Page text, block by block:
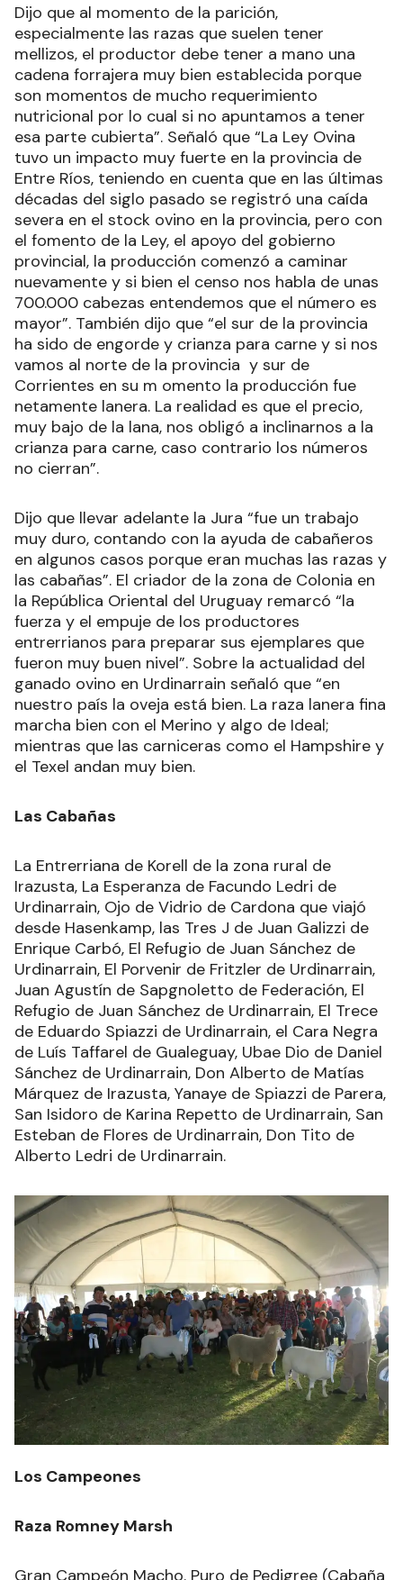
Dijo que al momento de la parición,
especialmente las razas que suelen tener
mellizos, el productor debe tener a mano una
cadena forrajera muy bien establecida porque
son momentos de mucho requerimiento
nutricional por lo cual si no apuntamos a tener
esa parte cubierta”. Señaló que “La Ley Ovina
tuvo un impacto muy fuerte en la provincia de
Entre Ríos, teniendo en cuenta que en las últimas
décadas del siglo pasado se registró una caída
severa en el stock ovino en la provincia, pero con
el fomento de la Ley, el apoyo del gobierno
provincial, la producción comenzó a caminar
nuevamente y si bien el censo nos habla de unas
700.000 cabezas entendemos que el número es
mayor”. También dijo que “el sur de la provincia
ha sido de engorde y crianza para carne y si nos
vamos al norte de la provincia y sur de
Corrientes en su m omento la producción fue
netamente lanera. La realidad es que el precio,
muy bajo de la lana, nos obligó a inclinarnos a la
crianza para carne, caso contrario los números
no cierran”.
Dijo que llevar adelante la Jura “fue un trabajo
muy duro, contando con la ayuda de cabañeros
en algunos casos porque eran muchas las razas y
las cabañas”. El criador de la zona de Colonia en
la República Oriental del Uruguay remarcó “la
fuerza y el empuje de los productores
entrerrianos para preparar sus ejemplares que
fueron muy buen nivel”. Sobre la actualidad del
ganado ovino en Urdinarrain señaló que “en
nuestro país la oveja está bien. La raza lanera fina
marcha bien con el Merino y algo de Ideal;
mientras que las carniceras como el Hampshire y
el Texel andan muy bien.
Las Cabañas
La Entrerriana de Korell de la zona rural de
Irazusta, La Esperanza de Facundo Ledri de
Urdinarrain, Ojo de Vidrio de Cardona que viajó
desde Hasenkamp, las Tres J de Juan Galizzi de
Enrique Carbó, El Refugio de Juan Sánchez de
Urdinarrain, El Porvenir de Fritzler de Urdinarrain,
Juan Agustín de Sapgnoletto de Federación, El
Refugio de Juan Sánchez de Urdinarrain, El Trece
de Eduardo Spiazzi de Urdinarrain, el Cara Negra
de Luís Taffarel de Gualeguay, Ubae Dio de Daniel
Sánchez de Urdinarrain, Don Alberto de Matías
Márquez de Irazusta, Yanaye de Spiazzi de Parera,
San Isidoro de Karina Repetto de Urdinarrain, San
Esteban de Flores de Urdinarrain, Don Tito de
Alberto Ledri de Urdinarrain.
Los Campeones
Raza Romney Marsh
Gran Campeón Macho. Puro de Pedigree (Cabaña